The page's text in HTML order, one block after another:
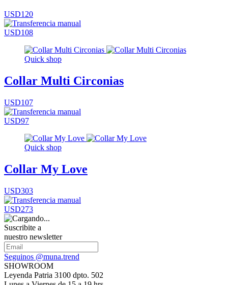
USD120
USD108
Quick shop
Collar Multi Circonias
USD107
USD97
Quick shop
Collar My Love
USD303
USD273
Suscribite a
nuestro newsletter
Seguinos @muna.trend
SHOWROOM
Leyenda Patria 3100 dpto. 502